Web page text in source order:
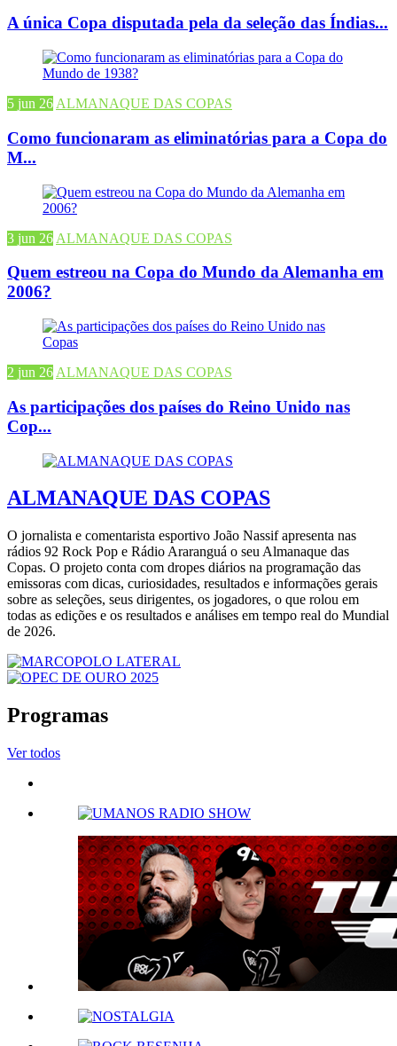
A única Copa disputada pela da seleção das Índias...
5 jun 26 ALMANAQUE DAS COPAS
Como funcionaram as eliminatórias para a Copa do
M...
3 jun 26 ALMANAQUE DAS COPAS
Quem estreou na Copa do Mundo da Alemanha em
2006?
2 jun 26 ALMANAQUE DAS COPAS
As participações dos países do Reino Unido nas
Cop...
ALMANAQUE DAS COPAS
O jornalista e comentarista esportivo João Nassif apresenta nas
rádios 92 Rock Pop e Rádio Araranguá o seu Almanaque das
Copas. O projeto conta com dropes diários na programação das
emissoras com dicas, curiosidades, resultados e informações gerais
sobre as seleções, seus dirigentes, os jogadores, o que rolou em
todas as edições e os resultados e análises em tempo real do Mundial
de 2026.
Programas
Ver todos